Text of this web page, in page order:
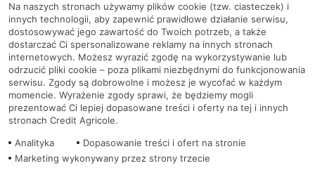
RODO
Regulamin serwisu
Mapa serwisu
PolitykaCookies
Na naszych stronach używamy plików cookie (tzw. ciasteczek) i
innych technologii, aby zapewnić prawidłowe działanie serwisu,
dostosowywać jego zawartość do Twoich potrzeb, a także
dostarczać Ci spersonalizowane reklamy na innych stronach
internetowych. Możesz wyrazić zgodę na wykorzystywanie lub
odrzucić pliki cookie – poza plikami niezbędnymi do funkcjonowania
serwisu. Zgody są dobrowolne i możesz je wycofać w każdym
momencie. Wyrażenie zgody sprawi, że będziemy mogli
prezentować Ci lepiej dopasowane treści i oferty na tej i innych
stronach Credit Agricole.
Analityka
Dopasowanie treści i ofert na stronie
Marketing wykonywany przez strony trzecie